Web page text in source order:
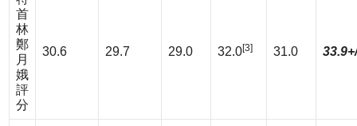
首
林
鄭
月
娥
評
分
30.6 29.7 29.0 32.0[3] 31.0